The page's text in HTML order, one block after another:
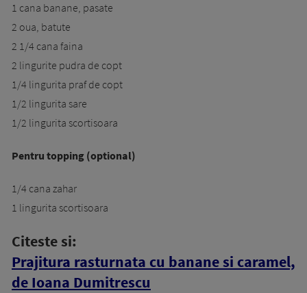
1 cana banane, pasate
2 oua, batute
2 1/4 cana faina
2 lingurite pudra de copt
1/4 lingurita praf de copt
1/2 lingurita sare
1/2 lingurita scortisoara
Pentru topping (optional)
1/4 cana zahar
1 lingurita scortisoara
Citeste si:
Prajitura rasturnata cu banane si caramel,
de Ioana Dumitrescu